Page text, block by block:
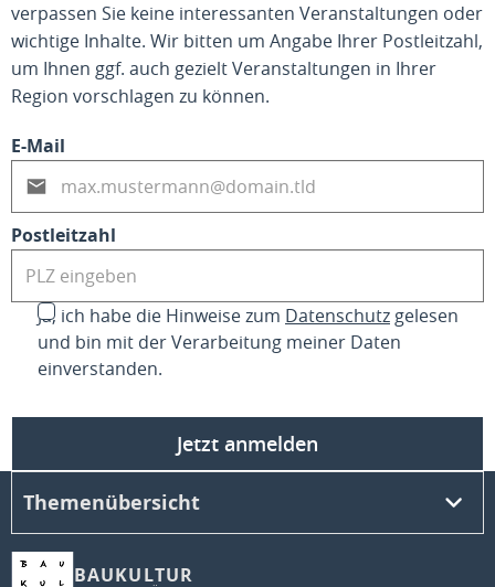
verpassen Sie keine interessanten Veranstaltungen oder
wichtige Inhalte. Wir bitten um Angabe Ihrer Postleitzahl,
um Ihnen ggf. auch gezielt Veranstaltungen in Ihrer
Region vorschlagen zu können.
E-Mail
Postleitzahl
Ja, ich habe die Hinweise zum Datenschutz gelesen
und bin mit der Verarbeitung meiner Daten
einverstanden.
Jetzt anmelden
BAUKULTUR
Themenübersicht